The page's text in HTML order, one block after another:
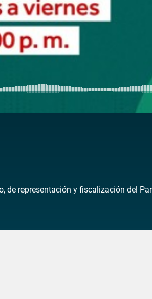
de representación y fiscalización del